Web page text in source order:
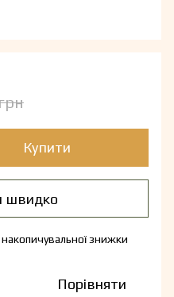
Купити
швидко
знижки
Порівняти